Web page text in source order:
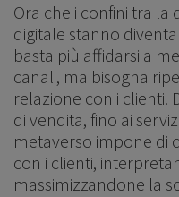
Ora che i confini tra la
digitale stanno
basta più affidarsi a
canali, ma bisogna
relazione con i clienti.
di vendita, fino ai
metaverso impone di
con i clienti,
massimizzandone la